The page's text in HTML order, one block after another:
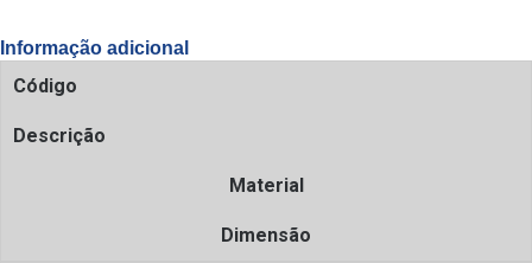
Informação adicional
Código
Descrição
Material
Dimensão